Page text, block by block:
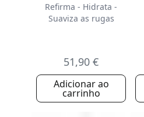
Refirma - Hidrata -
Suaviza as rugas
51,90 €
Adicionar ao
carrinho